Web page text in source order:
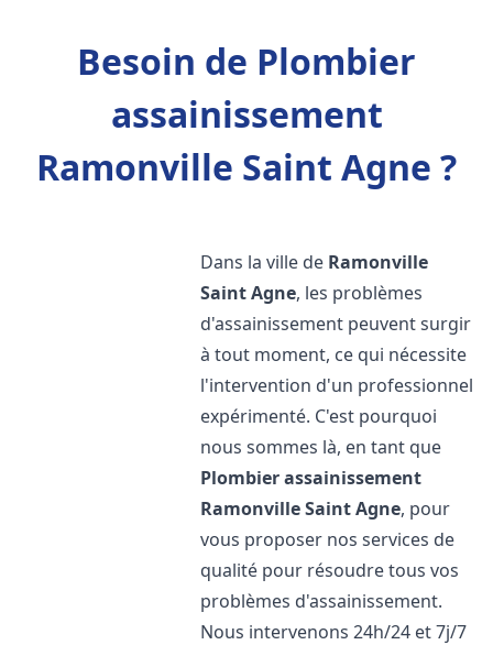
Besoin de Plombier
assainissement
Ramonville Saint Agne ?
Dans la ville de Ramonville
Saint Agne, les problèmes
d'assainissement peuvent surgir
à tout moment, ce qui nécessite
l'intervention d'un professionnel
expérimenté. C'est pourquoi
nous sommes là, en tant que
Plombier assainissement
Ramonville Saint Agne, pour
vous proposer nos services de
qualité pour résoudre tous vos
problèmes d'assainissement.
Nous intervenons 24h/24 et 7j/7